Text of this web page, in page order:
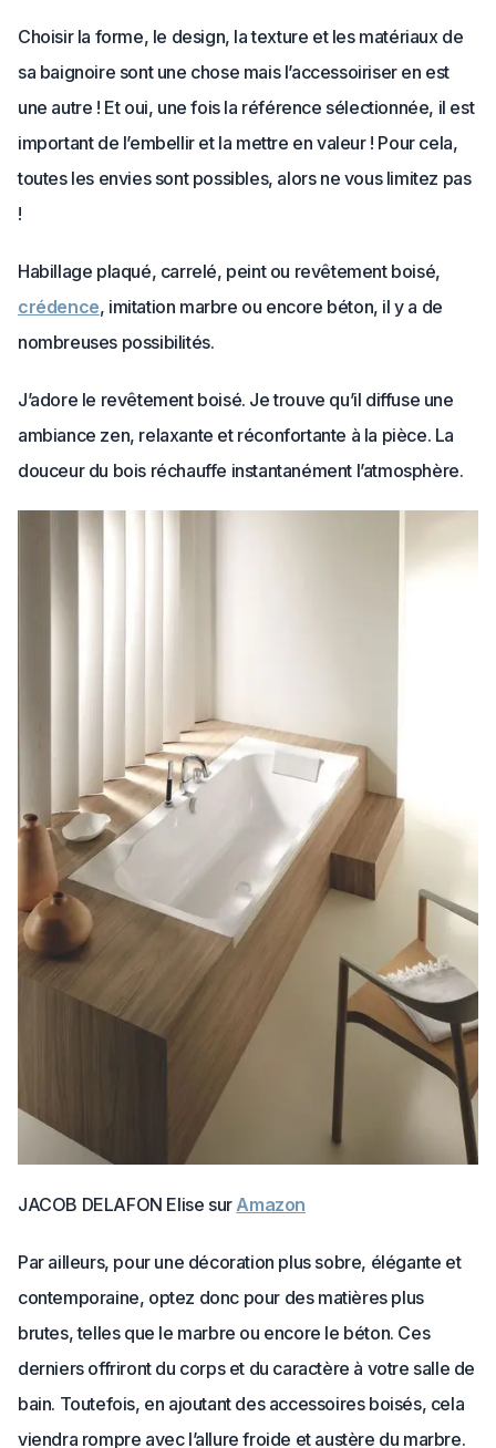
Choisir la forme, le design, la texture et les matériaux de
sa baignoire sont une chose mais l’accessoiriser en est
une autre ! Et oui, une fois la référence sélectionnée, il est
important de l’embellir et la mettre en valeur ! Pour cela,
toutes les envies sont possibles, alors ne vous limitez pas
!
Habillage plaqué, carrelé, peint ou revêtement boisé,
crédence, imitation marbre ou encore béton, il y a de
nombreuses possibilités.
J’adore le revêtement boisé. Je trouve qu’il diffuse une
ambiance zen, relaxante et réconfortante à la pièce. La
douceur du bois réchauffe instantanément l’atmosphère.
JACOB DELAFON Elise sur Amazon
Par ailleurs, pour une décoration plus sobre, élégante et
contemporaine, optez donc pour des matières plus
brutes, telles que le marbre ou encore le béton. Ces
derniers offriront du corps et du caractère à votre salle de
bain. Toutefois, en ajoutant des accessoires boisés, cela
viendra rompre avec l’allure froide et austère du marbre.